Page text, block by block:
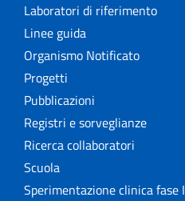
Laboratori di riferimento
Linee guida
Organismo Notificato
Progetti
Pubblicazioni
Registri e sorveglianze
Ricerca collaboratori
Scuola
Sperimentazione clinica fase I